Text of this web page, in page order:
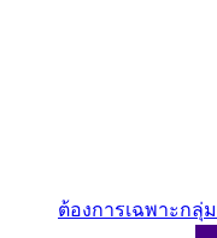
ต้องการเฉพาะกลุ่ม